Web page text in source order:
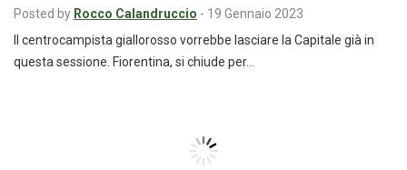
Posted by Rocco Calandruccio - 19 Gennaio 2023
Il centrocampista giallorosso vorrebbe lasciare la Capitale già in
questa sessione. Fiorentina, si chiude per…